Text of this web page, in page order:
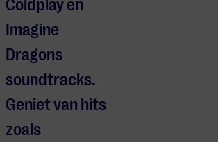
Coldplay en
Imagine
Dragons
soundtracks.
Geniet van hits
zoals